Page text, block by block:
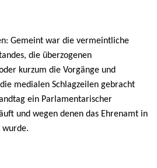
Gemeint war die vermeintliche
die überzogenen
kurzum die Vorgänge und
medialen Schlagzeilen gebracht
ein Parlamentarischer
und wegen denen das Ehrenamt in
wurde.